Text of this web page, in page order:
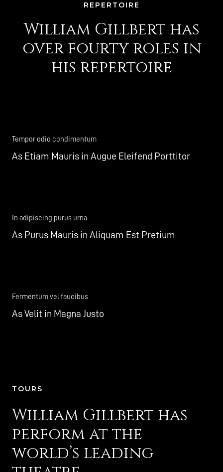
REPERTOIRE
William Gillbert has
over fourty roles in
his repertoire
Tempor odio condimentum
As Etiam Mauris in Augue Eleifend Porttitor
In adipiscing purus urna
As Purus Mauris in Aliquam Est Pretium
Fermentum vel faucibus
As Velit in Magna Justo
TOURS
William Gillbert has
perform at the
world’s leading